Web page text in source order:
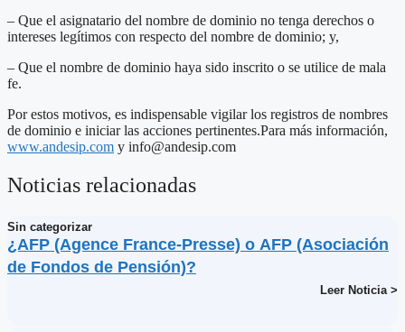
– Que el asignatario del nombre de dominio no tenga derechos o
intereses legítimos con respecto del nombre de dominio; y,
– Que el nombre de dominio haya sido inscrito o se utilice de mala
fe.
Por estos motivos, es indispensable vigilar los registros de nombres
de dominio e iniciar las acciones pertinentes.Para más información,
www.andesip.com y info@andesip.com
Noticias relacionadas
Sin categorizar
¿AFP (Agence France-Presse) o AFP (Asociación
de Fondos de Pensión)?
Leer Noticia >